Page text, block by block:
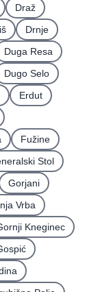
Draž
Drnje
Duga Resa
Dugo Selo
Erdut
Fužine
Stol
Gorjani
Vrba
Kneginec